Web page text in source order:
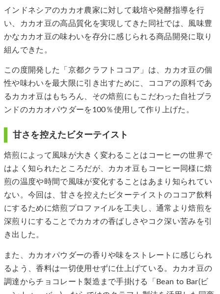
インドネシアのカカオ農家に対して栽培や発酵指導を行
い、カカオ豆の高品質化を実現してきた同社では、風味豊
かなカカオ豆の味わいを存分に感じられる商品開発に取り
組んできた。
この度開発した「京都クラフトココア」は、カカオ豆の個
性や味わいを最大限に引き出すために、ココアの原料であ
るカカオ豆はもちろん、その焙煎にもこだわった自社ブラ
ンドのカカオパウダーを100％使用して作り上げた。
甘さを控えたビターテイスト
焙煎によって風味が大きく変わることはコーヒーの世界で
はよく知られたところだが、カカオ豆もコーヒー同様に焙
煎の温度や時間で風味が変化することはあまり知られてい
ない。今回は、甘さを控えたビターテイストのココア飲料
にするために焙煎プロファイルを工夫し、通常より焙煎を
深煎りにすることでカカオの香ばしさやコク深い苦みを引
き出した。
また、カカオパウダーの香りや味をストレートに感じられ
るよう、香料は一切使用せずに仕上げている。カカオ豆の
調達からチョコレート製造まで手掛ける「Bean to Bar(ビ